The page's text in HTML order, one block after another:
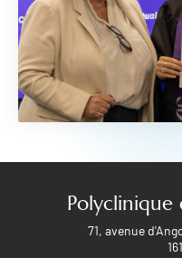
Polyclinique
71, avenue